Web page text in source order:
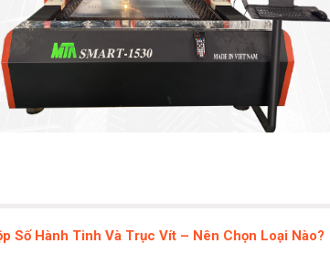
Số Hành Tinh Và Trục Vít – Nên Chọn Loại Nào?